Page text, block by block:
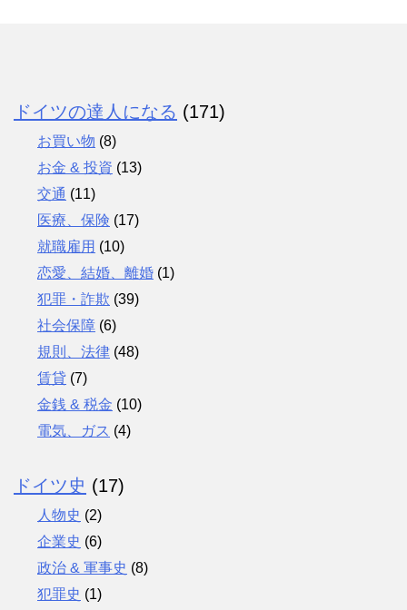
ドイツの達人になる (171)
お買い物 (8)
お金 & 投資 (13)
交通 (11)
医療、保険 (17)
就職雇用 (10)
恋愛、結婚、離婚 (1)
犯罪・詐欺 (39)
社会保障 (6)
規則、法律 (48)
賃貸 (7)
金銭 & 税金 (10)
電気、ガス (4)
ドイツ史 (17)
人物史 (2)
企業史 (6)
政治 & 軍事史 (8)
犯罪史 (1)